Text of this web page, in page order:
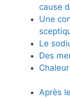
cause
Une
Le
Des
Après